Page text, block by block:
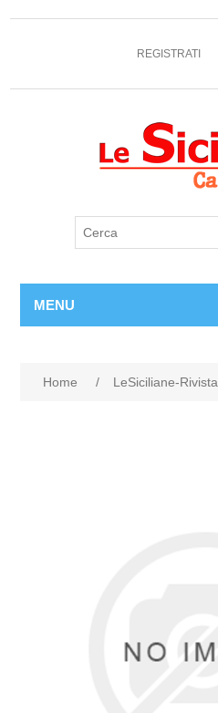
REGISTRATI
MENU
Home / LeSiciliane-Rivista